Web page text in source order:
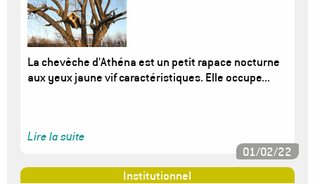
La chevêche d'Athéna est un petit rapace nocturne
aux yeux jaune vif caractéristiques. Elle occupe...
Lire la suite
01/02/22
Institutionnel